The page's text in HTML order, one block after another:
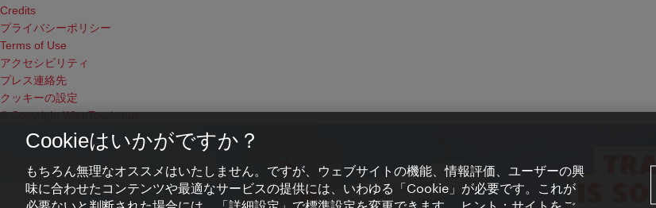
Credits
プライバシーポリシー
Terms of Use
アクセシビリティ
プレス連絡先
クッキーの設定
© Copyright WienTourismus
Cookieはいかがですか？
もちろん無理なオススメはいたしません。ですが、ウェブサイトの機能、情報評価、ユーザーの興
味に合わせたコンテンツや最適なサービスの提供には、いわゆる「Cookie」が必要です。これが